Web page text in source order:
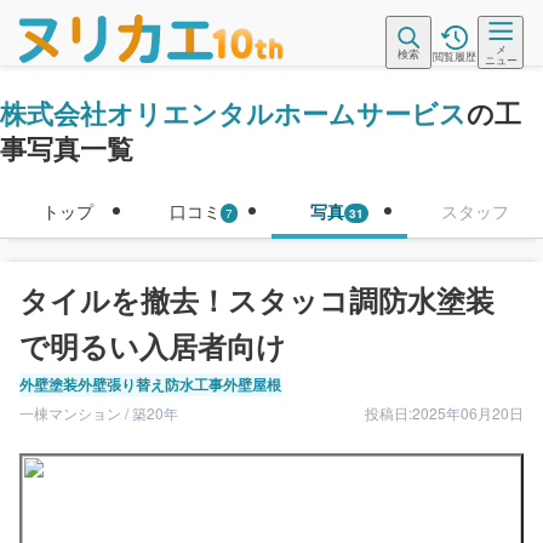
検索 閲覧履歴
メ
ニュー
株式会社オリエンタルホームサービスの工
事写真一覧
トップ 口コミ 7 写真 31 スタッフ
タイルを撤去！スタッコ調防水塗装
で明るい入居者向け
外壁塗装外壁張り替え防水工事外壁屋根
一棟マンション / 築20年 投稿日:2025年06月20日